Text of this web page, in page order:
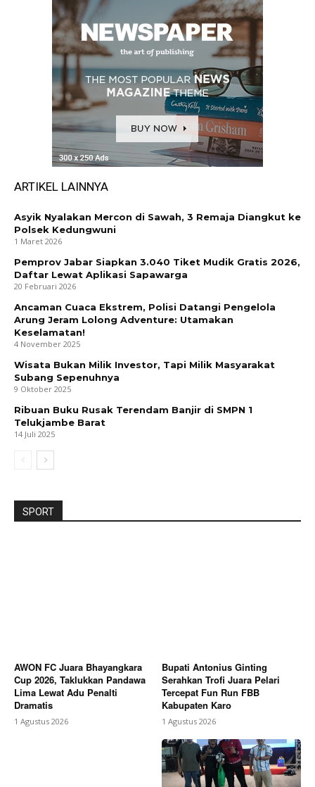
ARTIKEL LAINNYA
Asyik Nyalakan Mercon di Sawah, 3 Remaja Diangkut ke
Polsek Kedungwuni
1 Maret 2026
Pemprov Jabar Siapkan 3.040 Tiket Mudik Gratis 2026,
Daftar Lewat Aplikasi Sapawarga
20 Februari 2026
Ancaman Cuaca Ekstrem, Polisi Datangi Pengelola
Arung Jeram Lolong Adventure: Utamakan
Keselamatan!
4 November 2025
Wisata Bukan Milik Investor, Tapi Milik Masyarakat
Subang Sepenuhnya
9 Oktober 2025
Ribuan Buku Rusak Terendam Banjir di SMPN 1
Telukjambe Barat
14 Juli 2025
SPORT
AWON FC Juara Bhayangkara
Cup 2026, Taklukkan Pandawa
Lima Lewat Adu Penalti
Dramatis
1 Agustus 2026
Bupati Antonius Ginting
Serahkan Trofi Juara Pelari
Tercepat Fun Run FBB
Kabupaten Karo
1 Agustus 2026